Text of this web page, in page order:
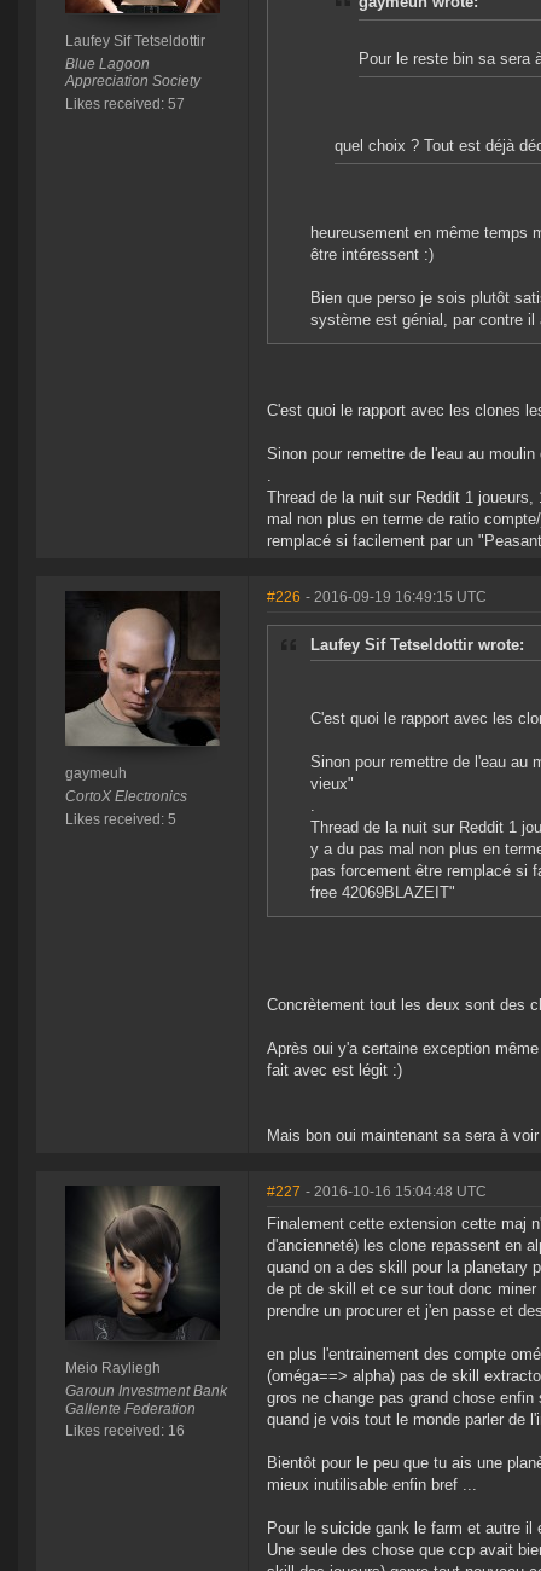
Laufey Sif Tetseldottir
Blue Lagoon
Appreciation Society
Likes received: 57
Pour le reste bin sa sera
quel choix ? Tout est déjà
heureusement en même temps
être intéressent :)
Bien que perso je sois plutôt
système est génial, par contre il
C'est quoi le rapport avec les clones
Sinon pour remettre de l'eau au
.
Thread de la nuit sur Reddit 1
mal non plus en terme de ratio
remplacé si facilement par un
gaymeuh
CortoX Electronics
Likes received: 5
#226 - 2016-09-19 16:49:15 UTC
Laufey Sif Tetseldottir wrote:
C'est quoi le rapport avec les
Sinon pour remettre de l'eau au
vieux"
.
Thread de la nuit sur Reddit 1
y a du pas mal non plus en
pas forcement être remplacé si
free 42069BLAZEIT"
Concrètement tout les deux sont des
Après oui y'a certaine exception
fait avec est légit :)
Mais bon oui maintenant sa sera à
Meio Rayliegh
Garoun Investment Bank
Gallente Federation
Likes received: 16
#227 - 2016-10-16 15:04:48 UTC
Finalement cette extension cette maj
d'ancienneté) les clone repassent en
quand on a des skill pour la planetary
de pt de skill et ce sur tout donc
prendre un procurer et j'en passe et
en plus l'entrainement des compte
(oméga==> alpha) pas de skill
gros ne change pas grand chose
quand je vois tout le monde parler de
Bientôt pour le peu que tu ais une
mieux inutilisable enfin bref ...
Pour le suicide gank le farm et autre
Une seule des chose que ccp avait